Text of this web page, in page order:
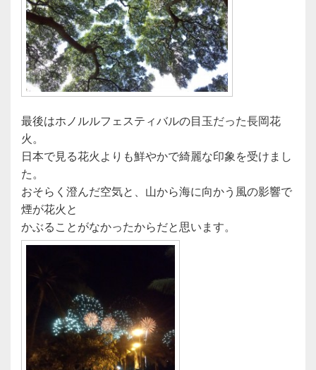
最後はホノルルフェスティバルの目玉だった長岡花
火。
日本で見る花火よりも鮮やかで綺麗な印象を受けまし
た。
おそらく澄んだ空気と、山から海に向かう風の影響で
煙が花火と
かぶることがなかったからだと思います。